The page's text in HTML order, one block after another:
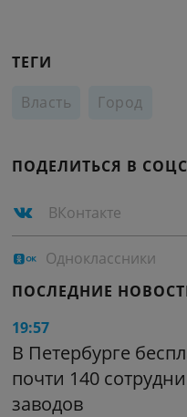
ТЕГИ
Власть
Город
ПОДЕЛИТЬСЯ В
ВКонтакте
Одноклассники
ПОСЛЕДНИЕ
19:57
В Петербурге
почти 140
заводов